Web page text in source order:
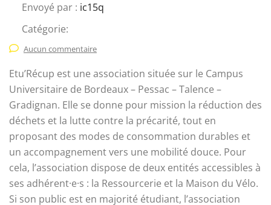
Envoyé par : ic15q
Catégorie:
Aucun commentaire
Etu’Récup est une association située sur le Campus
Universitaire de Bordeaux – Pessac – Talence –
Gradignan. Elle se donne pour mission la réduction des
déchets et la lutte contre la précarité, tout en
proposant des modes de consommation durables et
un accompagnement vers une mobilité douce. Pour
cela, l’association dispose de deux entités accessibles à
ses adhérent·e·s : la Ressourcerie et la Maison du Vélo.
Si son public est en majorité étudiant, l’association